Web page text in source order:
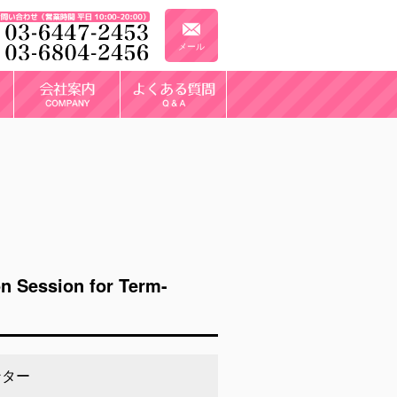
メール
Session for Term-
ー